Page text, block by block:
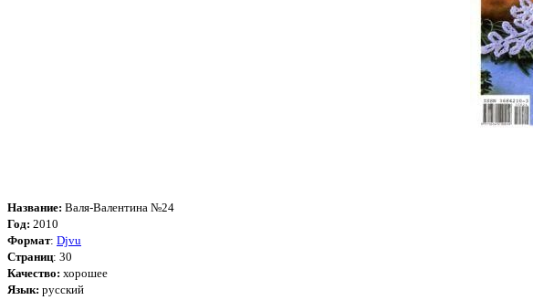
Название: Валя-Валентина №24
Год: 2010
Формат: Djvu
Страниц: 30
Качество: хорошее
Язык: русский